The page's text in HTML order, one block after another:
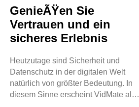
herunterzuladen, um den Benutzern
Zeit zu sparen und die Produktivität
zu steigern. Sie können Bilder, Musik
und Videos auch im Hintergrund
andere Apps zugreifen. Dann wird
diese App zu einem wahren
Wunderwerk der ..
GenieÃŸen Sie
Vertrauen und ein
sicheres Erlebnis
Heutzutage sind Sicherheit und
Datenschutz in der digitalen Welt
natürlich von größter Bedeutung. In
diesem Sinne erscheint VidMate als